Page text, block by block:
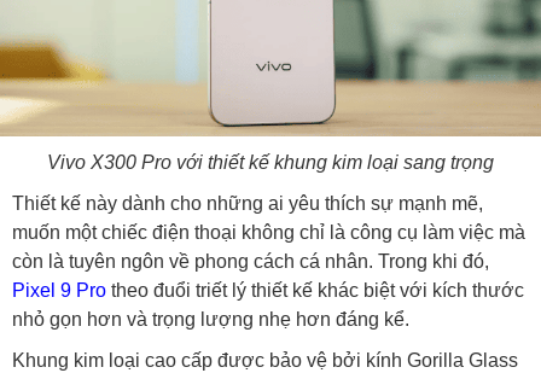
Vivo X300 Pro với thiết kế khung kim loại sang trọng
Thiết kế này dành cho những ai yêu thích sự mạnh mẽ,
muốn một chiếc điện thoại không chỉ là công cụ làm việc mà
còn là tuyên ngôn về phong cách cá nhân. Trong khi đó,
Pixel 9 Pro theo đuổi triết lý thiết kế khác biệt với kích thước
nhỏ gọn hơn và trọng lượng nhẹ hơn đáng kể.
Khung kim loại cao cấp được bảo vệ bởi kính Gorilla Glass